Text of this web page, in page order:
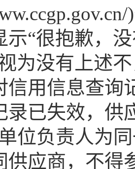
示“很抱歉，
为没有上述
信用信息查
录已失效，供
负责人为同
供应商，不得